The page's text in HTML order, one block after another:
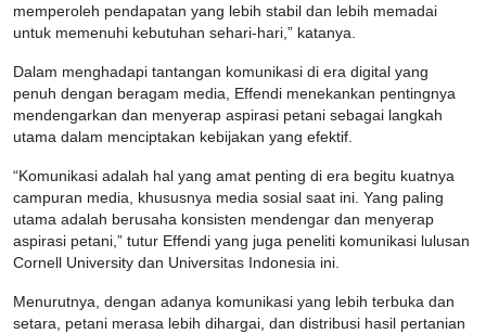
memperoleh pendapatan yang lebih stabil dan lebih memadai
untuk memenuhi kebutuhan sehari-hari,” katanya.
Dalam menghadapi tantangan komunikasi di era digital yang
penuh dengan beragam media, Effendi menekankan pentingnya
mendengarkan dan menyerap aspirasi petani sebagai langkah
utama dalam menciptakan kebijakan yang efektif.
“Komunikasi adalah hal yang amat penting di era begitu kuatnya
campuran media, khususnya media sosial saat ini. Yang paling
utama adalah berusaha konsisten mendengar dan menyerap
aspirasi petani,” tutur Effendi yang juga peneliti komunikasi lulusan
Cornell University dan Universitas Indonesia ini.
Menurutnya, dengan adanya komunikasi yang lebih terbuka dan
setara, petani merasa lebih dihargai, dan distribusi hasil pertanian